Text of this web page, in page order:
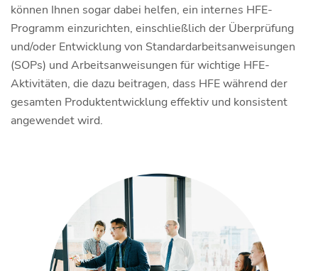
können Ihnen sogar dabei helfen, ein internes HFE-
Programm einzurichten, einschließlich der Überprüfung
und/oder Entwicklung von Standardarbeitsanweisungen
(SOPs) und Arbeitsanweisungen für wichtige HFE-
Aktivitäten, die dazu beitragen, dass HFE während der
gesamten Produktentwicklung effektiv und konsistent
angewendet wird.